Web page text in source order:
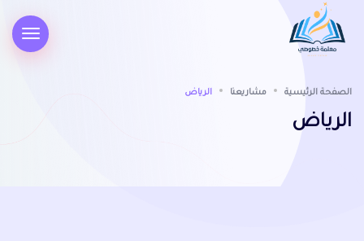
الصفحة الرئيسية مشاريعنا الرياض
الرياض